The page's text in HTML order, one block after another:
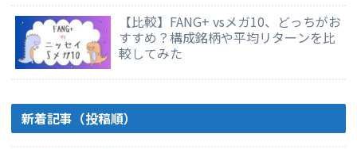
【比較】FANG+ vsメガ10、どっちがお
すすめ？構成銘柄や平均リターンを比
較してみた
新着記事（投稿順）